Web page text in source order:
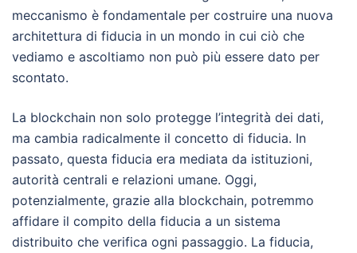
meccanismo è fondamentale per costruire una nuova
architettura di fiducia in un mondo in cui ciò che
vediamo e ascoltiamo non può più essere dato per
scontato.
La blockchain non solo protegge l’integrità dei dati,
ma cambia radicalmente il concetto di fiducia. In
passato, questa fiducia era mediata da istituzioni,
autorità centrali e relazioni umane. Oggi,
potenzialmente, grazie alla blockchain, potremmo
affidare il compito della fiducia a un sistema
distribuito che verifica ogni passaggio. La fiducia,